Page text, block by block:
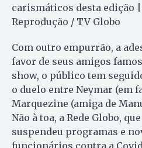
carismáticos desta edição |
Reprodução / TV Globo
Com outro empurrão, a
favor de seus amigos
show, o público tem
o duelo entre Neymar (em
Marquezine (amiga de
Não à toa, a Rede Globo,
suspendeu programas e
funcionários contra a